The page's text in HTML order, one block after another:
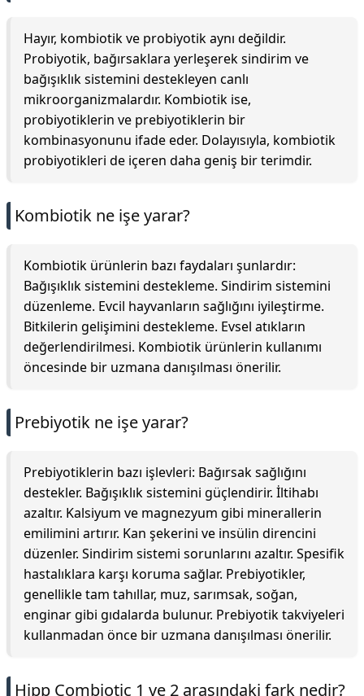
Hayır, kombiotik ve probiyotik aynı değildir.
Probiyotik, bağırsaklara yerleşerek sindirim ve
bağışıklık sistemini destekleyen canlı
mikroorganizmalardır. Kombiotik ise,
probiyotiklerin ve prebiyotiklerin bir
kombinasyonunu ifade eder. Dolayısıyla, kombiotik
probiyotikleri de içeren daha geniş bir terimdir.
Kombiotik ne işe yarar?
Kombiotik ürünlerin bazı faydaları şunlardır:
Bağışıklık sistemini destekleme. Sindirim sistemini
düzenleme. Evcil hayvanların sağlığını iyileştirme.
Bitkilerin gelişimini destekleme. Evsel atıkların
değerlendirilmesi. Kombiotik ürünlerin kullanımı
öncesinde bir uzmana danışılması önerilir.
Prebiyotik ne işe yarar?
Prebiyotiklerin bazı işlevleri: Bağırsak sağlığını
destekler. Bağışıklık sistemini güçlendirir. İltihabı
azaltır. Kalsiyum ve magnezyum gibi minerallerin
emilimini artırır. Kan şekerini ve insülin direncini
düzenler. Sindirim sistemi sorunlarını azaltır. Spesifik
hastalıklara karşı koruma sağlar. Prebiyotikler,
genellikle tam tahıllar, muz, sarımsak, soğan,
enginar gibi gıdalarda bulunur. Prebiyotik takviyeleri
kullanmadan önce bir uzmana danışılması önerilir.
Hipp Combiotic 1 ve 2 arasındaki fark nedir?